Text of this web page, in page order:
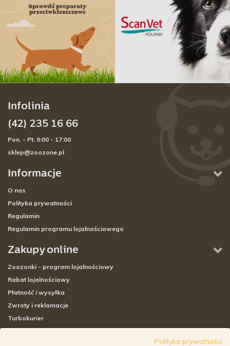
Informacje
O nas
Polityka prywatności
Regulamin
Regulamin programu lojalnościowego
Zakupy online
Zoozonki - program lojalnościowy
Rabat lojalnościowy
Płatność i wysyłka
Zwroty i reklamacje
Turbokurier
Infolinia
(42) 235 16 66
Pon. - Pt. 9:00 - 17:00
sklep@zoozone.pl
Polityka prywatności